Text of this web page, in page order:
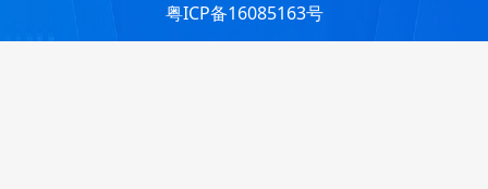
粤ICP备16085163号